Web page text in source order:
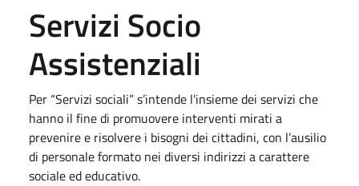
Servizi Socio
Assistenziali
Per “Servizi sociali” s’intende l'insieme dei servizi che
hanno il fine di promuovere interventi mirati a
prevenire e risolvere i bisogni dei cittadini, con l’ausilio
di personale formato nei diversi indirizzi a carattere
sociale ed educativo.